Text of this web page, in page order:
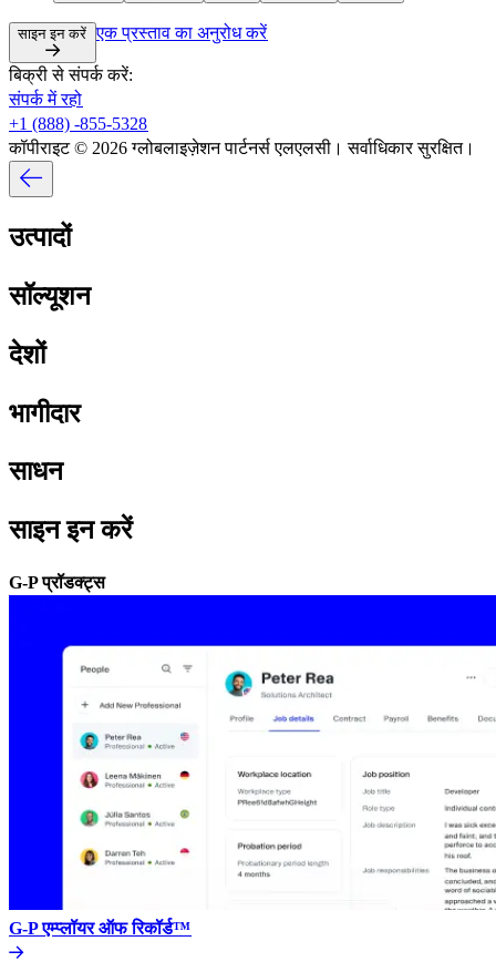
साइन इन करें​​ एक प्रस्ताव का अनुरोध करें​​
बिक्री से संपर्क करें:​​
संपर्क में रहो​​
+1 (888) -855-5328​​
कॉपीराइट © 2026 ग्लोबलाइज़ेशन पार्टनर्स एलएलसी। सर्वाधिकार सुरक्षित।​​
उत्पादों​​
सॉल्यूशन​​
देशों​​
भागीदार​​
साधन​​
साइन इन करें​​
G-P प्रॉडक्ट्स​​
G-P एम्प्लॉयर ऑफ रिकॉर्ड™​​